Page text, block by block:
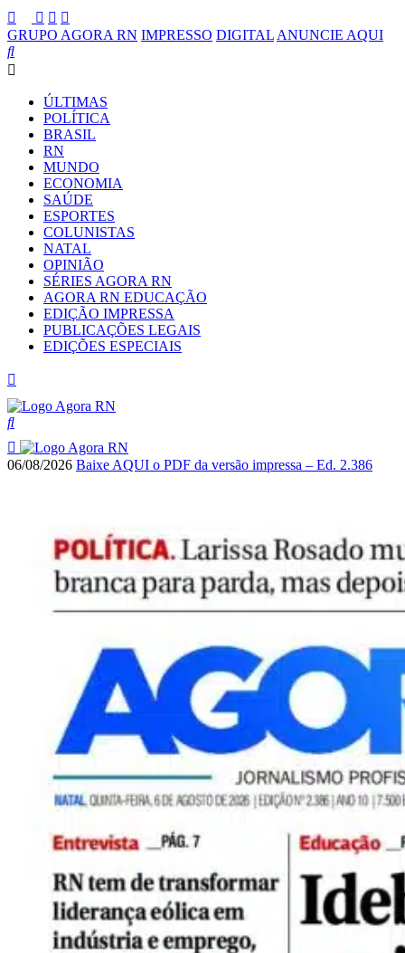
GRUPO AGORA RN IMPRESSO DIGITAL ANUNCIE AQUI
ÚLTIMAS
POLÍTICA
BRASIL
RN
MUNDO
ECONOMIA
SAÚDE
ESPORTES
COLUNISTAS
NATAL
OPINIÃO
SÉRIES AGORA RN
AGORA RN EDUCAÇÃO
EDIÇÃO IMPRESSA
PUBLICAÇÕES LEGAIS
EDIÇÕES ESPECIAIS
06/08/2026 Baixe AQUI o PDF da versão impressa – Ed. 2.386